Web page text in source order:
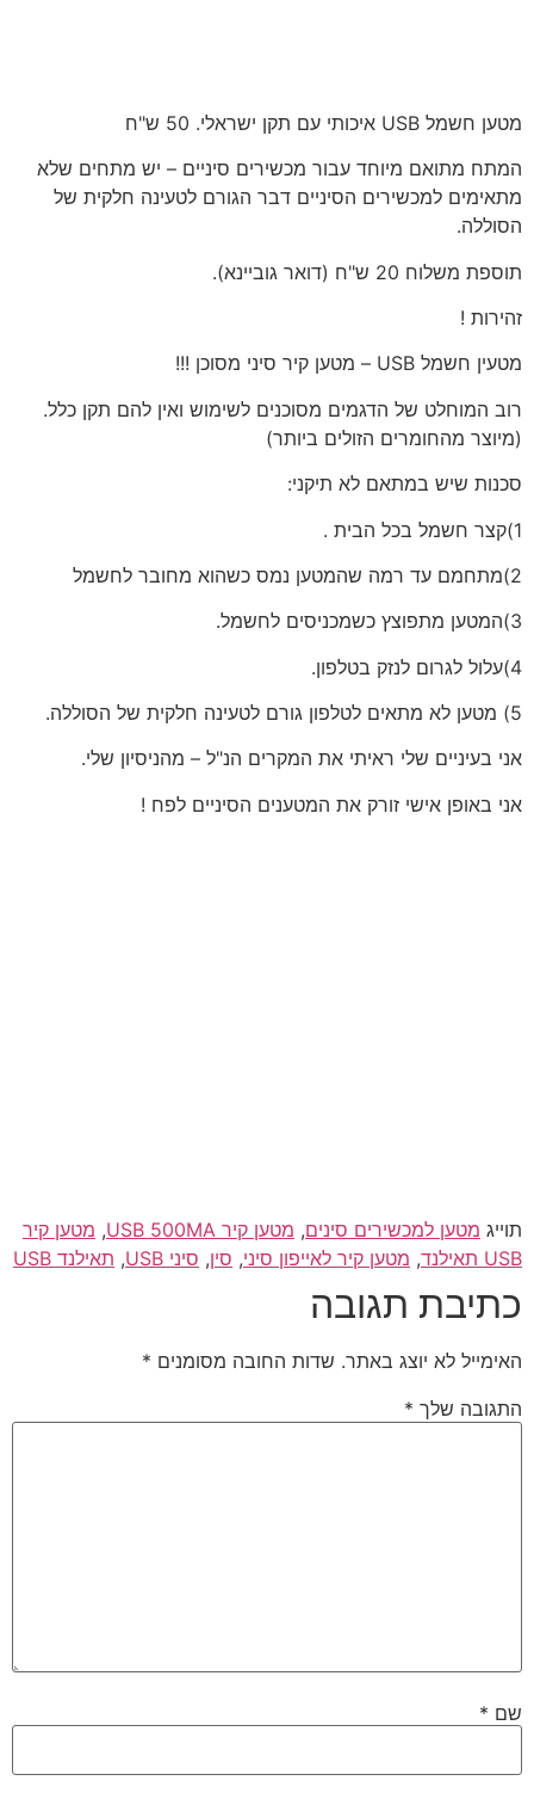
מטען חשמל USB איכותי עם תקן ישראלי. 50 ש"ח
המתח מתואם מיוחד עבור מכשירים סיניים – יש מתחים שלא
מתאימים למכשירים הסיניים דבר הגורם לטעינה חלקית של
הסוללה.
תוספת משלוח 20 ש"ח (דואר גוביינא).
זהירות !
מטעין חשמל USB – מטען קיר סיני מסוכן !!!
רוב המוחלט של הדגמים מסוכנים לשימוש ואין להם תקן כלל.
(מיוצר מהחומרים הזולים ביותר)
סכנות שיש במתאם לא תיקני:
1)קצר חשמל בכל הבית .
2)מתחמם עד רמה שהמטען נמס כשהוא מחובר לחשמל
3)המטען מתפוצץ כשמכניסים לחשמל.
4)עלול לגרום לנזק בטלפון.
5) מטען לא מתאים לטלפון גורם לטעינה חלקית של הסוללה.
אני בעיניים שלי ראיתי את המקרים הנ"ל – מהניסיון שלי.
אני באופן אישי זורק את המטענים הסיניים לפח !
תוייג מטען למכשירים סינים, מטען קיר USB 500MA , מטען קיר
USB תאילנד
, מטען קיר לאייפון סיני, סין, סיני USB , תאילנד USB
כתיבת תגובה
האימייל לא יוצג באתר. שדות החובה מסומנים *
התגובה שלך *
שם *